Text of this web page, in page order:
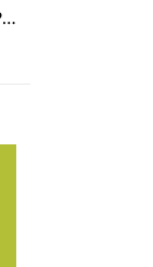
“Enrique Lihn, Posthumous Author” by Andrés Florit